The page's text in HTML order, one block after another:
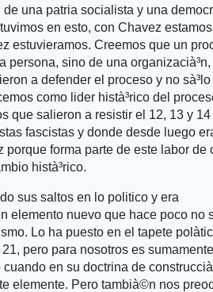
de una patria socialista y una
en esto, con Chavez
estuvieramos. Creemos que un
persona, sino de una
a defender el proceso y no
como lider histà³rico del
que salieron a resistir el 12, 13 y 14
fascistas y donde desde luego
porque forma parte de este labor de
histà³rico.
sus saltos en lo politico y era
elemento nuevo que hace poco no
Lo ha puesto en el tapete
pero para nosotros es
en su doctrina de
elemente. Pero tambià©n nos